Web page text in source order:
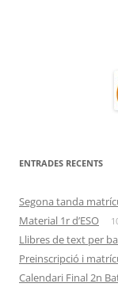
ENTRADES RECENTS
Segona tanda
Material 1r d’ESO
Llibres de text per
Preinscripció i
Calendari Final 2n